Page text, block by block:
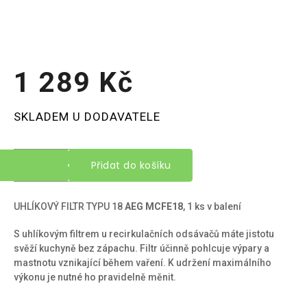
1 289 Kč
cena:
SKLADEM U DODAVATELE
Přidat do košíku
UHLÍKOVÝ FILTR TYPU 18AEG MCFE18, 1 ks v balení
S uhlíkovým filtrem u recirkulačních odsávačů máte jistotu
svěží kuchyně bez zápachu. Filtr účinně pohlcuje výpary a
mastnotu vznikající během vaření. K udržení maximálního
výkonu je nutné ho pravidelně měnit.